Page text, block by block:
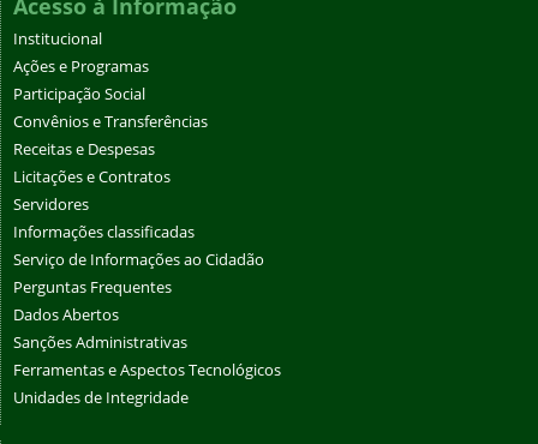
Acesso à Informação
Institucional
Ações e Programas
Participação Social
Convênios e Transferências
Receitas e Despesas
Licitações e Contratos
Servidores
Informações classificadas
Serviço de Informações ao Cidadão
Perguntas Frequentes
Dados Abertos
Sanções Administrativas
Ferramentas e Aspectos Tecnológicos
Unidades de Integridade